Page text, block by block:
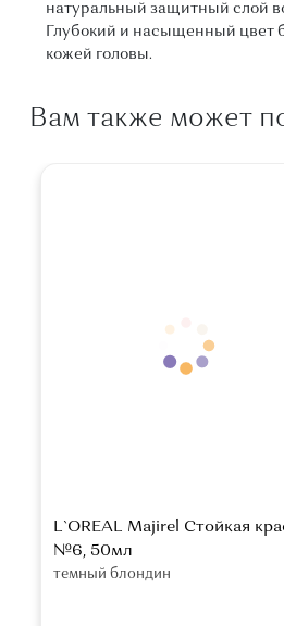
натуральный защитный слой
Глубокий и насыщенный цвет
кожей головы.
Вам также может
L`OREAL Majirel Стойкая
№6, 50мл
темный блондин